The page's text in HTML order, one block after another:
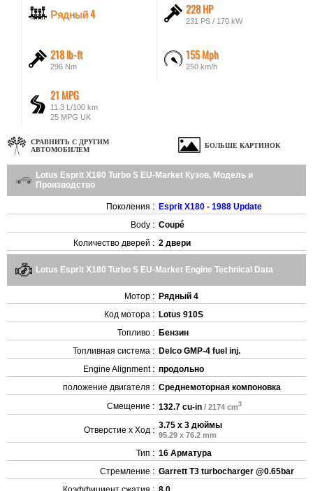
Рядный 4 228 HP
231 PS / 170 kW
218 lb-ft
296 Nm
155 Mph
250 km/h
21 MPG
11.3 L/100 km
25 MPG UK
СРАВНИТЬ С ДРУГИМ
АВТОМОБИЛЕМ
БОЛЬШЕ КАРТИНОК
Lotus Esprit X180 Turbo S EU-Market Кузов, Модель и
Производство
Поколения : Esprit X180 - 1988 Update
Body : Coupé
Количество дверей : 2 двери
Lotus Esprit X180 Turbo S EU-Market Engine Technical Data
Мотор : Рядный 4
Код мотора : Lotus 910S
Топливо : Бензин
Топливная система : Delco GMP-4 fuel inj.
Engine Alignment : продольно
положение двигателя : Среднемоторная компоновка
Смещение : 132.7 cu-in / 2174 cm3
Отверстие x Ход : 3.75 x 3 дюймы
95.29 x 76.2 mm
Тип : 16 Арматура
Стремление : Garrett T3 turbocharger @0.65bar